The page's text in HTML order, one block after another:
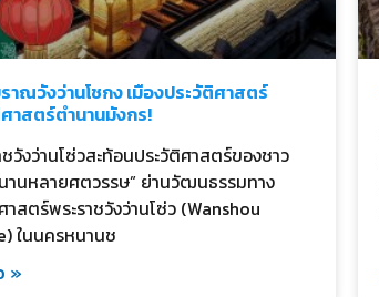
าณวังว่านโชกง เมืองประวัติศาสตร์
าสตร์ตำนานมังกร!
ชวังว่านโซ่วสะท้อนประวัติศาสตร์ของชาว
านหลายศตวรรษ” ย่านวัฒนธรรมทาง
าสตร์พระราชวังว่านโซ่ว (Wanshou
ในนครหนานช
»